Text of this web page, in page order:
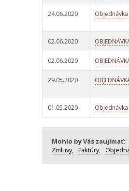
24.06.2020
02.06.2020
02.06.2020
29.05.2020
01.05.2020
Mohlo by Vás zaujímať:
Zmluvy, Faktúry,